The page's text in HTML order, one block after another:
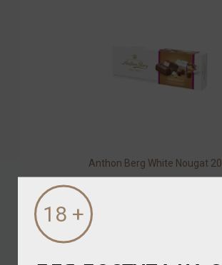
Anthon Berg White Nougat